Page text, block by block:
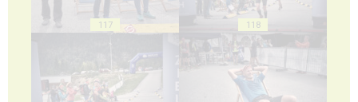
117 118